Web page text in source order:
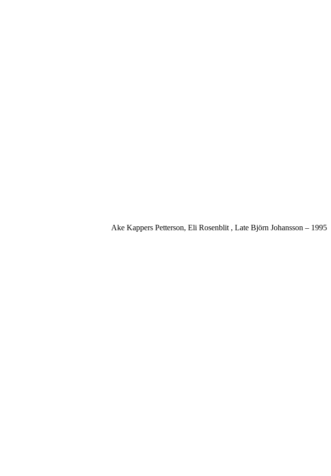
Ake Kappers Petterson, Eli Rosenblit , Late Björn Johansson – 1995